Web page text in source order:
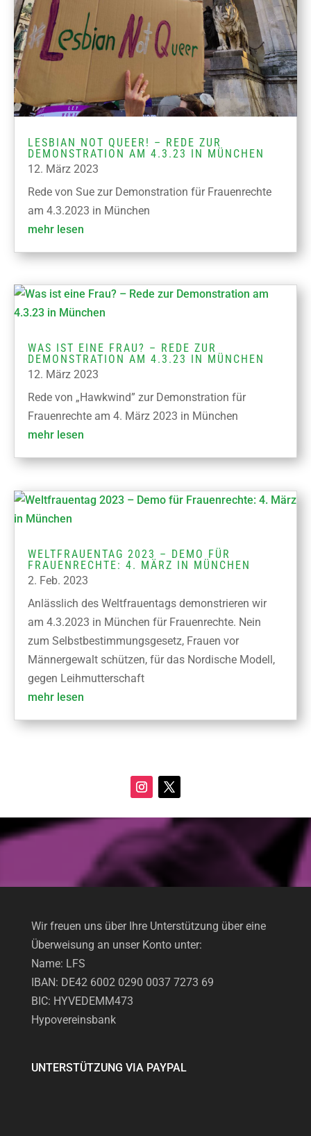
LESBIAN NOT QUEER! – REDE ZUR
DEMONSTRATION AM 4.3.23 IN MÜNCHEN
12. März 2023
Rede von Sue zur Demonstration für Frauenrechte
am 4.3.2023 in München
mehr lesen
WAS IST EINE FRAU? – REDE ZUR
DEMONSTRATION AM 4.3.23 IN MÜNCHEN
12. März 2023
Rede von „Hawkwind” zur Demonstration für
Frauenrechte am 4. März 2023 in München
mehr lesen
WELTFRAUENTAG 2023 – DEMO FÜR
FRAUENRECHTE: 4. MÄRZ IN MÜNCHEN
2. Feb. 2023
Anlässlich des Weltfrauentags demonstrieren wir
am 4.3.2023 in München für Frauenrechte. Nein
zum Selbstbestimmungsgesetz, Frauen vor
Männergewalt schützen, für das Nordische Modell,
gegen Leihmutterschaft
mehr lesen
Wir freuen uns über Ihre Unterstützung über eine
Überweisung an unser Konto unter:
Name: LFS
IBAN: DE42 6002 0290 0037 7273 69
BIC: HYVEDEMM473
Hypovereinsbank
UNTERSTÜTZUNG VIA PAYPAL